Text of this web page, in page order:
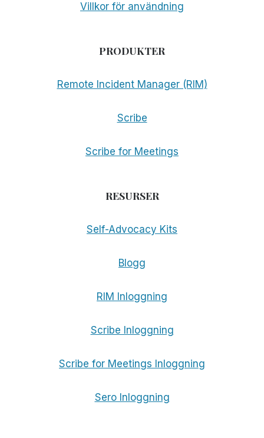
Villkor för användning
PRODUKTER
Remote Incident Manager (RIM)
Scribe
Scribe for Meetings
RESURSER
Self-Advocacy Kits
Blogg
RIM Inloggning
Scribe Inloggning
Scribe for Meetings Inloggning
Sero Inloggning